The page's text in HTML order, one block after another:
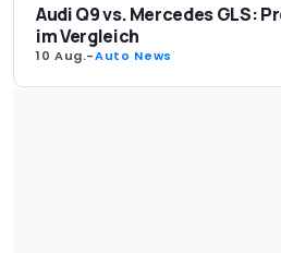
Audi Q9 vs. Mercedes GLS:
im Vergleich
10 Aug.-Auto News